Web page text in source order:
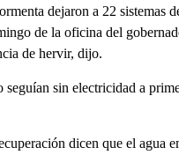
dejaron a 22 sistemas
de la oficina del
de hervir, dijo.
sin electricidad a
dicen que el agua